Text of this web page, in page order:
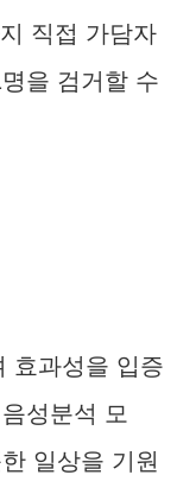
직접 가담자
을 검거할 수
효과성을 입증
성분석 모
일상을 기원